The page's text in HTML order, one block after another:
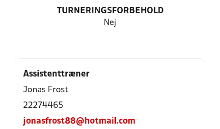
TURNERINGSFORBEHOLD
Nej
Assistenttræner
Jonas Frost
22274465
jonasfrost88@hotmail.com